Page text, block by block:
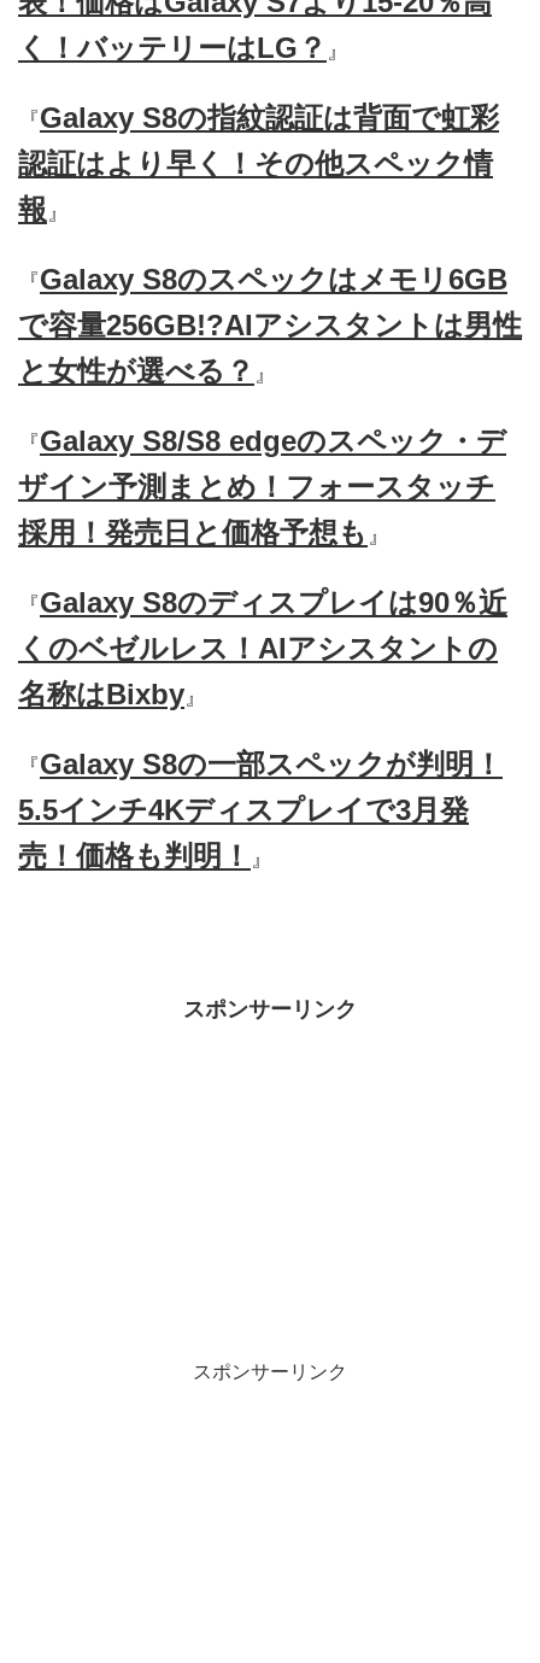
く！バッテリーはLG？ 』
『Galaxy S8の指紋認証は背面で虹彩
認証はより早く！その他スペック情
報 』
『Galaxy S8のスペックはメモリ6GB
で容量256GB!?AIアシスタントは男性
と女性が選べる？ 』
『Galaxy S8/S8 edgeのスペック・デ
ザイン予測まとめ！フォースタッチ
採用！発売日と価格予想も 』
『Galaxy S8のディスプレイは90％近
くのベゼルレス！AIアシスタントの
名称はBixby 』
『Galaxy S8の一部スペックが判明！
5.5インチ4Kディスプレイで3月発
売！価格も判明！
』
スポンサーリンク
スポンサーリンク